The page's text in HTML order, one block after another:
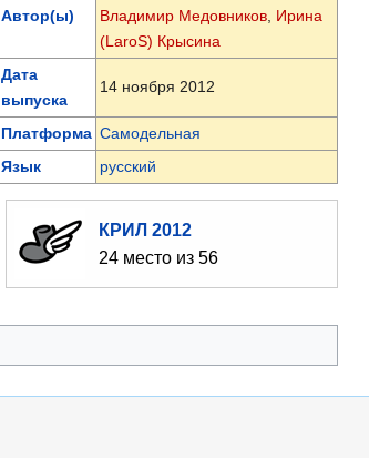
Автор(ы)
Владимир Медовников Ирина
(LaroS) Крысина
Дата
выпуска
14 ноября 2012
Платформа Самодельная
Язык
русский
КРИЛ 2012
24 место из 56